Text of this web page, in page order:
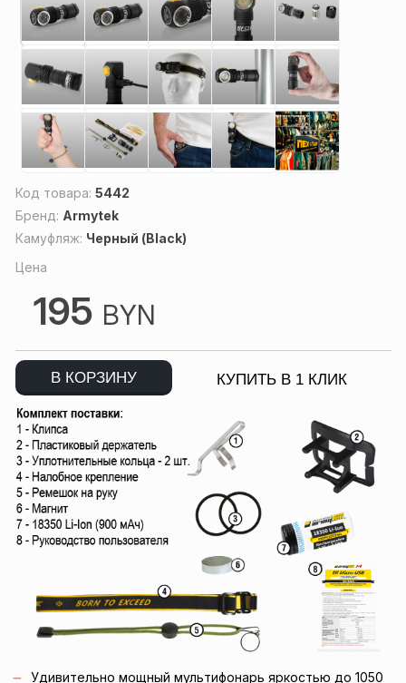
Код товара: 5442
Бренд: Armytek
Камуфляж: Черный (Black)
Цена
195 BYN
В КОРЗИНУ КУПИТЬ В 1 КЛИК
Удивительно мощный мультифонарь яркостью до 1050